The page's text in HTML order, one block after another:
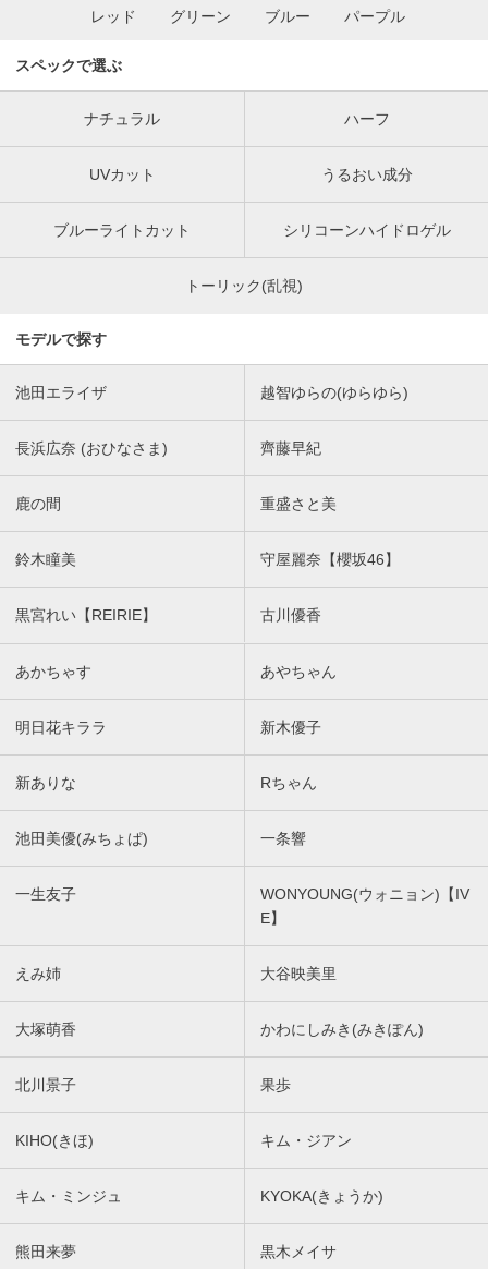
レッド グリーン ブルー パープル
スペックで選ぶ
ナチュラル ハーフ
UVカット うるおい成分
ブルーライトカット シリコーンハイドロゲル
トーリック(乱視)
モデルで探す
池田エライザ 越智ゆらの(ゆらゆら)
長浜広奈 (おひなさま) 齊藤早紀
鹿の間 重盛さと美
鈴木瞳美 守屋麗奈【櫻坂46】
黒宮れい【REIRIE】 古川優香
あかちゃす あやちゃん
明日花キララ 新木優子
新ありな Rちゃん
池田美優(みちょぱ) 一条響
一生友子
WONYOUNG(ウォニョン)【IV
E】
えみ姉 大谷映美里
大塚萌香 かわにしみき(みきぽん)
北川景子 果歩
KIHO(きほ) キム・ジアン
キム・ミンジュ KYOKA(きょうか)
熊田来夢 黒木メイサ